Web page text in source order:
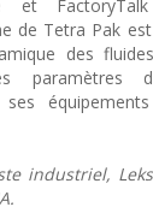
et
de Tetra Pak
des
paramètres
industriel,